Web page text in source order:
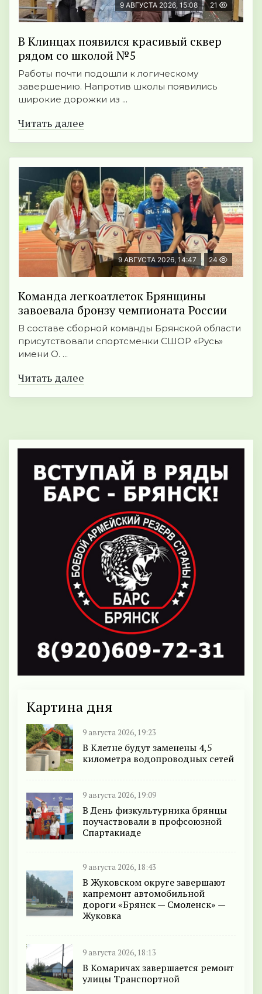
9 АВГУСТА 2026, 15:08 21
В Клинцах появился красивый сквер
рядом со школой №5
Работы почти подошли к логическому
завершению. Напротив школы появились
широкие дорожки из ...
Читать далее
9 АВГУСТА 2026, 14:47 24
Команда легкоатлеток Брянщины
завоевала бронзу чемпионата России
В составе сборной команды Брянской области
присутствовали спортсменки СШОР «Русь»
имени О. ...
Читать далее
Картина дня
9 августа 2026, 19:23
В Клетне будут заменены 4,5
километра водопроводных сетей
9 августа 2026, 19:09
В День физкультурника брянцы
поучаствовали в профсоюзной
Спартакиаде
9 августа 2026, 18:43
В Жуковском округе завершают
капремонт автомобильной
дороги «Брянск — Смоленск» —
Жуковка
9 августа 2026, 18:13
В Комаричах завершается ремонт
улицы Транспортной